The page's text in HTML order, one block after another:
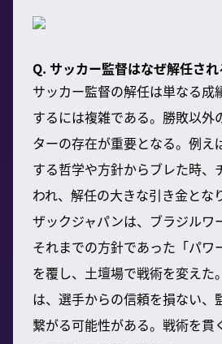
Q. サッカー監督はなぜ解任され
サッカー監督の解任は単なる成
するには複雑である。勝敗以外
ターの存在が重要となる。例え
する哲学や方針からブレた時、
われ、解任の大きな引き金とな
ザックジャパンは、ブラジルワ
それまでの方針であった「パワ
を覆し、土壇場で戦術を変えた
は、選手からの信頼を損ない、
繋がる可能性がある。戦術を貫